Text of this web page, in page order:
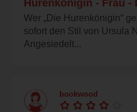
Hurenkönigin - Frau -
Wer „Die Hurenkönigin“
sofort den Stil von Ursula
Angesiedelt...
bookwood